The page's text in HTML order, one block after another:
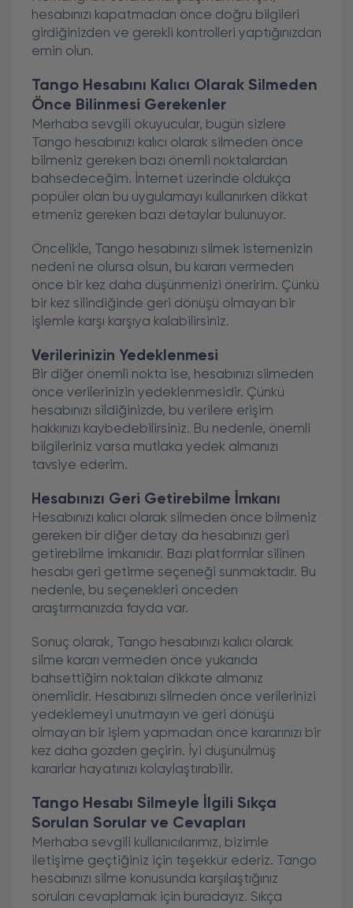
hesabınızı kapatmadan önce doğru bilgileri
girdiğinizden ve gerekli kontrolleri yaptığınızdan
emin olun.
Tango Hesabını Kalıcı Olarak Silmeden
Önce Bilinmesi Gerekenler
Merhaba sevgili okuyucular, bugün sizlere
Tango hesabınızı kalıcı olarak silmeden önce
bilmeniz gereken bazı önemli noktalardan
bahsedeceğim. İnternet üzerinde oldukça
popüler olan bu uygulamayı kullanırken dikkat
etmeniz gereken bazı detaylar bulunuyor.
Öncelikle, Tango hesabınızı silmek istemenizin
nedeni ne olursa olsun, bu kararı vermeden
önce bir kez daha düşünmenizi öneririm. Çünkü
bir kez silindiğinde geri dönüşü olmayan bir
işlemle karşı karşıya kalabilirsiniz.
Verilerinizin Yedeklenmesi
Bir diğer önemli nokta ise, hesabınızı silmeden
önce verilerinizin yedeklenmesidir. Çünkü
hesabınızı sildiğinizde, bu verilere erişim
hakkınızı kaybedebilirsiniz. Bu nedenle, önemli
bilgileriniz varsa mutlaka yedek almanızı
tavsiye ederim.
Hesabınızı Geri Getirebilme İmkanı
Hesabınızı kalıcı olarak silmeden önce bilmeniz
gereken bir diğer detay da hesabınızı geri
getirebilme imkanıdır. Bazı platformlar silinen
hesabı geri getirme seçeneği sunmaktadır. Bu
nedenle, bu seçenekleri önceden
araştırmanızda fayda var.
Sonuç olarak, Tango hesabınızı kalıcı olarak
silme kararı vermeden önce yukarıda
bahsettiğim noktaları dikkate almanız
önemlidir. Hesabınızı silmeden önce verilerinizi
yedeklemeyi unutmayın ve geri dönüşü
olmayan bir işlem yapmadan önce kararınızı bir
kez daha gözden geçirin. İyi düşünülmüş
kararlar hayatınızı kolaylaştırabilir.
Tango Hesabı Silmeyle İlgili Sıkça
Sorulan Sorular ve Cevapları
Merhaba sevgili kullanıcılarımız, bizimle
iletişime geçtiğiniz için teşekkür ederiz. Tango
hesabınızı silme konusunda karşılaştığınız
soruları cevaplamak için buradayız. Sıkça